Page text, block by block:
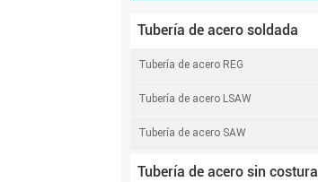
Tubería de acero soldada
Tubería de acero REG
Tubería de acero LSAW
Tubería de acero SAW
Tubería de acero sin costura